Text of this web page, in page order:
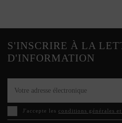
S'INSCRIRE À LA
D'INFORMATION
J'accepte les conditions générales